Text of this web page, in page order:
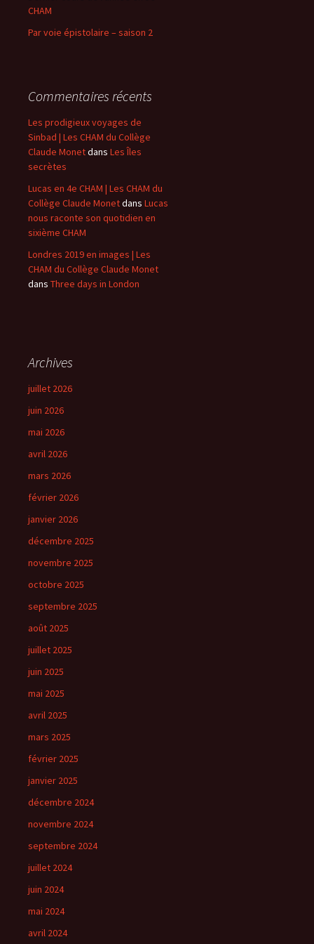
CHAM
Par voie épistolaire – saison 2
Commentaires récents
Les prodigieux voyages de
Sinbad | Les CHAM du Collège
Claude Monetdans Les Îles
secrètes
Lucas en 4e CHAM | Les CHAM du
Collège Claude Monetdans Lucas
nous raconte son quotidien en
sixième CHAM
Londres 2019 en images | Les
CHAM du Collège Claude Monet
dans Three days in London
Archives
juillet 2026
juin 2026
mai 2026
avril 2026
mars 2026
février 2026
janvier 2026
décembre 2025
novembre 2025
octobre 2025
septembre 2025
août 2025
juillet 2025
juin 2025
mai 2025
avril 2025
mars 2025
février 2025
janvier 2025
décembre 2024
novembre 2024
septembre 2024
juillet 2024
juin 2024
mai 2024
avril 2024